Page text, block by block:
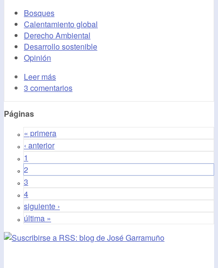
Bosques
Calentamiento global
Derecho Ambiental
Desarrollo sostenible
Opinión
Leer más
3 comentarios
Páginas
« primera
‹ anterior
1
2
3
4
siguiente ›
última »